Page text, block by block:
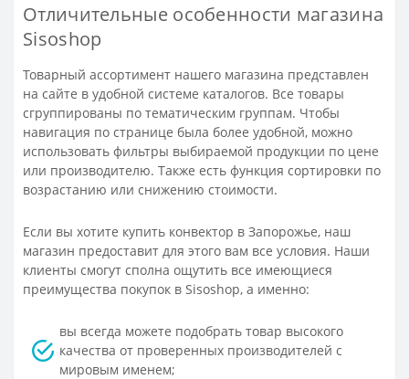
Отличительные особенности магазина
Sisoshop
Товарный ассортимент нашего магазина представлен
на сайте в удобной системе каталогов. Все товары
сгруппированы по тематическим группам. Чтобы
навигация по странице была более удобной, можно
использовать фильтры выбираемой продукции по цене
или производителю. Также есть функция сортировки по
возрастанию или снижению стоимости.
Если вы хотите купить конвектор в Запорожье, наш
магазин предоставит для этого вам все условия. Наши
клиенты смогут сполна ощутить все имеющиеся
преимущества покупок в Sisoshop, а именно:
вы всегда можете подобрать товар высокого
качества от проверенных производителей с
мировым именем;